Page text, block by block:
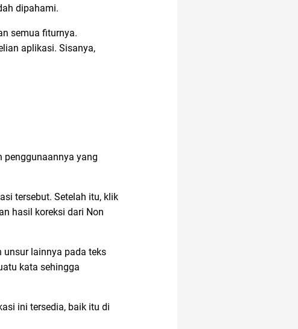
dipahami.
semua fiturnya.
aplikasi. Sisanya,
penggunaannya yang
tersebut. Setelah itu, klik
hasil koreksi dari Non
unsur lainnya pada teks
kata sehingga
ini tersedia, baik itu di